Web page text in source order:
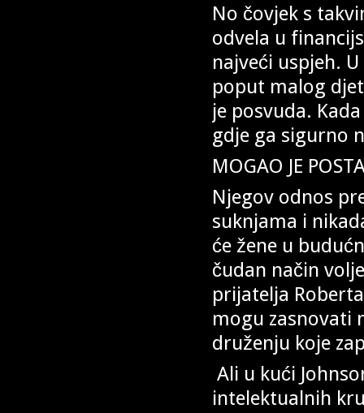
No čovjek s
odvela u
najveći uspjeh.
poput malog
je posvuda.
gdje ga sigurno
MOGAO JE
Njegov odnos
suknjama i
će žene u
čudan način
prijatelja
mogu zasnovati
druženju koje
Ali u kući
intelektualnih